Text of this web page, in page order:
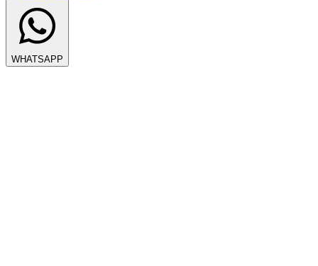
WHATSAPP